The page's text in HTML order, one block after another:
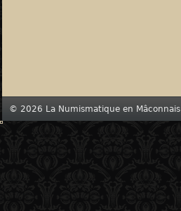
© 2026 La Numismatique en Mâconnais